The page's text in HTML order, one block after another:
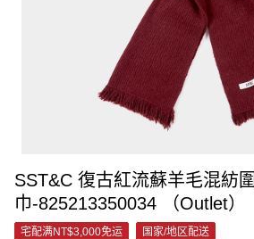
SST&C 復古紅流蘇羊毛混紡圍
巾-825213350034 （Outlet）
宅配满NT$3,000免运 国家/地区配送